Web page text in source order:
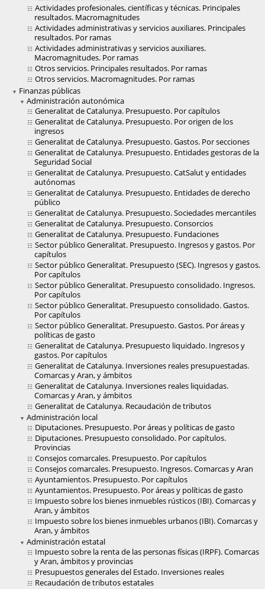
Actividades profesionales, científicas y técnicas. Principales
resultados. Macromagnitudes
Actividades administrativas y servicios auxiliares. Principales
resultados. Por ramas
Actividades administrativas y servicios auxiliares.
Macromagnitudes. Por ramas
Otros servicios. Principales resultados. Por ramas
Otros servicios. Macromagnitudes. Por ramas
Finanzas públicas
Administración autonómica
Generalitat de Catalunya. Presupuesto. Por capítulos
Generalitat de Catalunya. Presupuesto. Por origen de los
ingresos
Generalitat de Catalunya. Presupuesto. Gastos. Por secciones
Generalitat de Catalunya. Presupuesto. Entidades gestoras de la
Seguridad Social
Generalitat de Catalunya. Presupuesto. CatSalut y entidades
autónomas
Generalitat de Catalunya. Presupuesto. Entidades de derecho
público
Generalitat de Catalunya. Presupuesto. Sociedades mercantiles
Generalitat de Catalunya. Presupuesto. Consorcios
Generalitat de Catalunya. Presupuesto. Fundaciones
Sector público Generalitat. Presupuesto. Ingresos y gastos. Por
capítulos
Sector público Generalitat. Presupuesto (SEC). Ingresos y gastos.
Por capítulos
Sector público Generalitat. Presupuesto consolidado. Ingresos.
Por capítulos
Sector público Generalitat. Presupuesto consolidado. Gastos.
Por capítulos
Sector público Generalitat. Presupuesto. Gastos. Por áreas y
políticas de gasto
Generalitat de Catalunya. Presupuesto liquidado. Ingresos y
gastos. Por capítulos
Generalitat de Catalunya. Inversiones reales presupuestadas.
Comarcas y Aran, y ámbitos
Generalitat de Catalunya. Inversiones reales liquidadas.
Comarcas y Aran, y ámbitos
Generalitat de Catalunya. Recaudación de tributos
Administración local
Diputaciones. Presupuesto. Por áreas y políticas de gasto
Diputaciones. Presupuesto consolidado. Por capítulos.
Provincias
Consejos comarcales. Presupuesto. Por capítulos
Consejos comarcales. Presupuesto. Ingresos. Comarcas y Aran
Ayuntamientos. Presupuesto. Por capítulos
Ayuntamientos. Presupuesto. Por áreas y políticas de gasto
Impuesto sobre los bienes inmuebles rústicos (IBI). Comarcas y
Aran, y ámbitos
Impuesto sobre los bienes inmuebles urbanos (IBI). Comarcas y
Aran, y ámbitos
Administración estatal
Impuesto sobre la renta de las personas físicas (IRPF). Comarcas
y Aran, ámbitos y provincias
Presupuestos generales del Estado. Inversiones reales
Recaudación de tributos estatales